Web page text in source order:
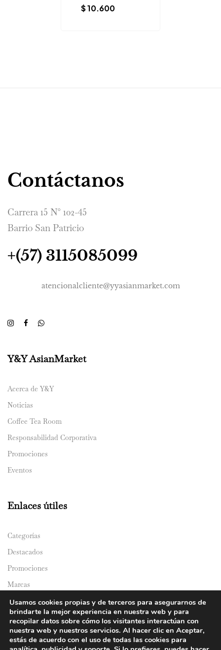
$10.600
Contáctanos
Carrera 15 N° 102-45
Barrio San Patricio
+(57) 3115085099
atencionalcliente@yyasianmarket.com
Y&Y AsianMarket
Acerca de Y&Y
Noticias
Coffee Tea Room
Responsabilidad Corporativa
Promociones
Eventos
Enlaces útiles
Categorías
Destacados
Promociones
Marcas
Catálogos
Domicilios
Usamos cookies propias y de terceros para asegurarnos de
brindarte la mejor experiencia en nuestra web y para
recopilar datos sobre cómo los visitantes interactúan con
nuestra web y nuestros servicios. Al hacer clic en Aceptar,
estás de acuerdo con el uso de todas las cookies para